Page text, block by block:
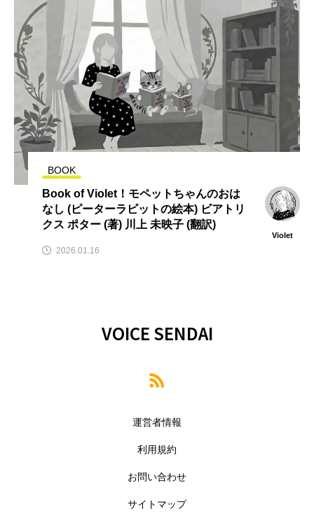
BOOK
Book of Violet！モペットちゃんのおは
なし (ピーターラビットの絵本) ビアトリ
クス ポター (著) 川上 未映子 (翻訳)
Violet
2026.01.16
VOICE SENDAI
運営者情報
利用規約
お問い合わせ
サイトマップ